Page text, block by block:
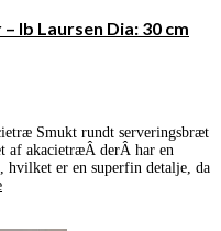
Ib Laursen Dia: 30 cm
Smukt rundt serveringsbræt
af akacietræÂ derÂ har en
er en superfin detalje, da